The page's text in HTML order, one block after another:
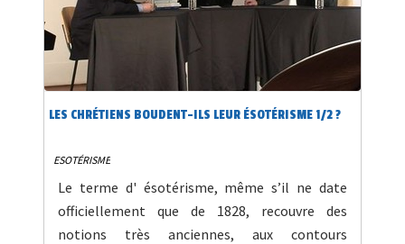
LES CHRÉTIENS BOUDENT-ILS LEUR ÉSOTÉRISME 1/2 ?
ESOTÉRISME
Le terme d' ésotérisme, même s’il ne date
officiellement que de 1828, recouvre des
notions très anciennes, aux contours